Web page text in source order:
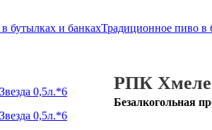
бутылках и банкахТрадиционное пиво в
РПК
Безалкогольная